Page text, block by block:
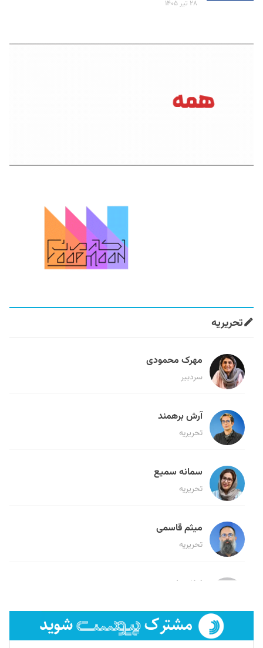
۲۸ تیر ۱۴۰۵
تحریریه
مهرک محمودی
سردبیر
آرش برهمند
تحریریه
سمانه سمیع
تحریریه
میثم قاسمی
تحریریه
لیلا حنارود
فائزه فتحی رستمی